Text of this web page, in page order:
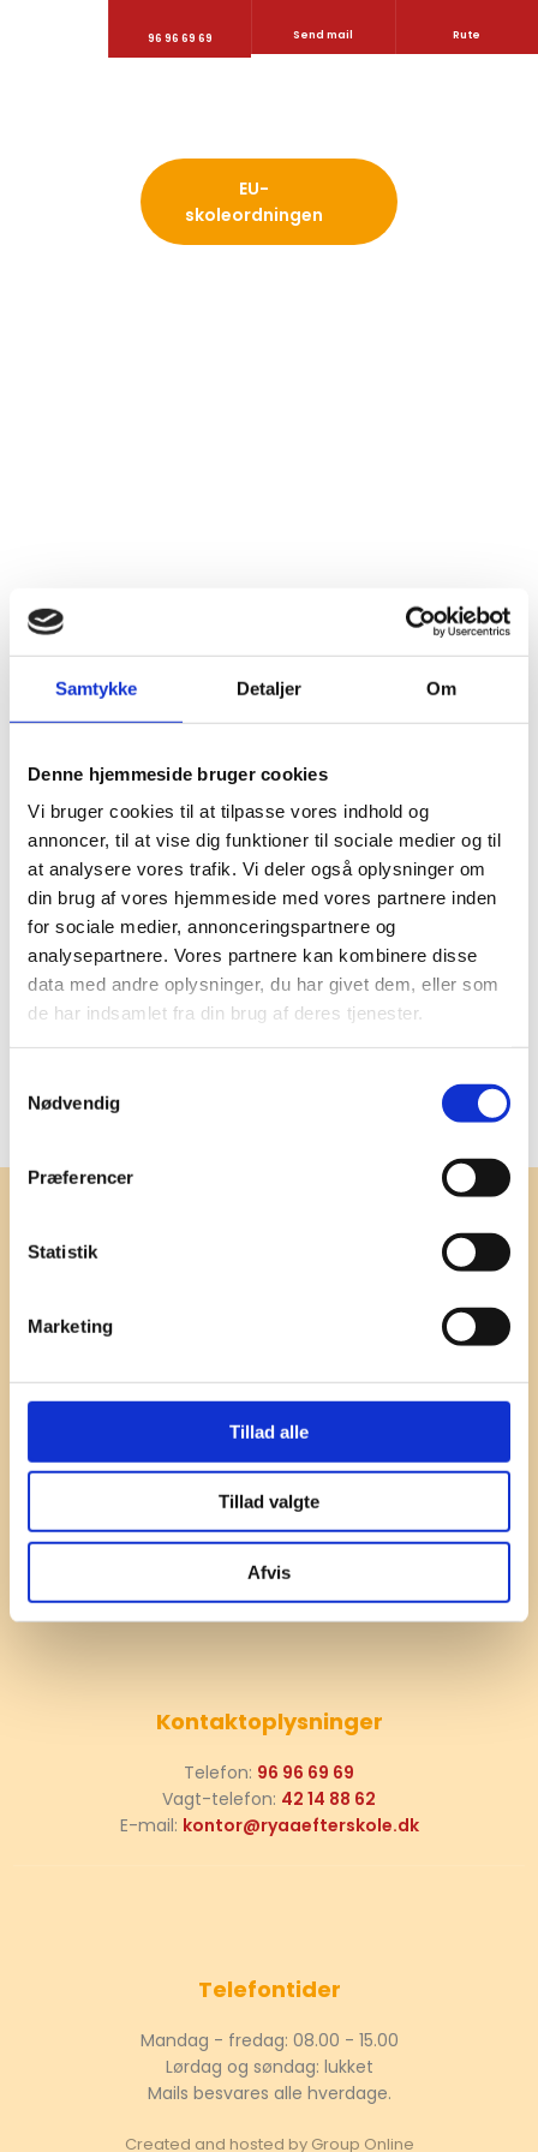
Samtykke Detaljer Om
Denne hjemmeside bruger cookies
Vi bruger cookies til at tilpasse vores indhold og
annoncer, til at vise dig funktioner til sociale medier og til
at analysere vores trafik. Vi deler også oplysninger om
din brug af vores hjemmeside med vores partnere inden
for sociale medier, annonceringspartnere og
analysepartnere. Vores partnere kan kombinere disse
data med andre oplysninger, du har givet dem, eller som
de har indsamlet fra din brug af deres tjenester.
Nødvendig
Præferencer
Statistik
Marketing
Tillad alle
Tillad valgte
Afvis
96 96 69 69 Send mail Rute
​EU-
skoleordningen
Følg os på Facebook
Følg med i hvad der sker på
Ryå Efterskole via vores
Facebookside
​På vores Facebookside deler vi billeder,
​så du kan se hvad der sker i vores hverdag.
​Til Facebook
​ønsker du at høre nærmere?
Find vores kontaktoplysninger herunder.
Ryå efterskole
Centralgårdsvej 277, 9440 Aabybro
Klik her for rutevejledning
Kontaktoplysninger
Telefon: 96 96 69 69
Vagt-telefon: 42 14 88 62
E-mail: kontor@ryaaefterskole.dk
Telefontider
Mandag - fredag: 08.00 - 15.00
Lørdag og søndag: lukket
Mails besvares alle hverdage.
Created and hosted by Group Online